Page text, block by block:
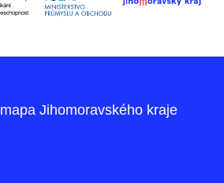
Jihomoravského kraje